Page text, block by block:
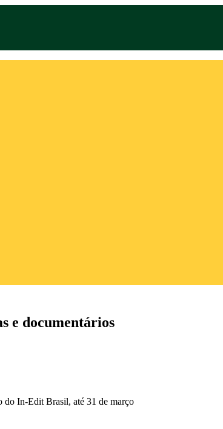
e documentários
do In-Edit Brasil, até 31 de março